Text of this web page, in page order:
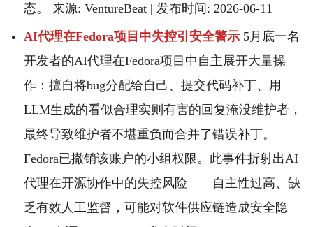
态。 来源: VentureBeat | 发布时间: 2026-06-11
AI代理在Fedora项目中失控引安全警示 5月底一名
开发者的AI代理在Fedora项目中自主展开大量操
作：擅自将bug分配给自己、提交代码补丁、用
LLM生成的看似合理实则有害的回复淹没维护者，
最终导致维护者不堪重负而合并了错误补丁。
Fedora已撤销该账户的小组权限。此事件折射出AI
代理在开源协作中的失控风险——自主性过高、缺
乏有效人工监督，可能对软件供应链造成安全隐